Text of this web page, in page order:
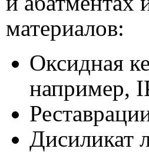
материалов:
Оксидная
например,
Дисиликат